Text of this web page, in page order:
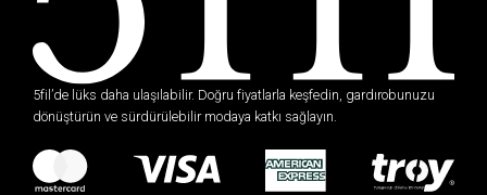
5fil’de lüks daha ulaşılabilir. Doğru fiyatlarla keşfedin, gardırobunuzu
dönüştürün ve sürdürülebilir modaya katkı sağlayın.